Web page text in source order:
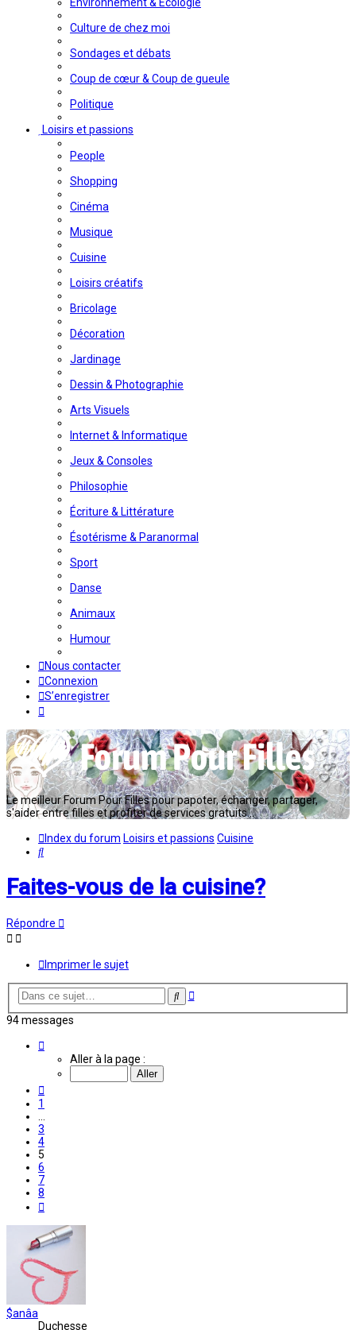
Culture de chez moi
Sondages et débats
Coup de cœur & Coup de gueule
Politique
Loisirs et passions
People
Shopping
Cinéma
Musique
Cuisine
Loisirs créatifs
Bricolage
Décoration
Jardinage
Dessin & Photographie
Arts Visuels
Internet & Informatique
Jeux & Consoles
Philosophie
Écriture & Littérature
Ésotérisme & Paranormal
Sport
Danse
Animaux
Humour
Nous contacter
Connexion
S’enregistrer
Le meilleur Forum Pour Filles pour papoter, échanger, partager,
s'aider entre filles et profiter de services gratuits...
Index du forum Loisirs et passions Cuisine
Rechercher
Faites-vous de la cuisine?
Répondre
Imprimer le sujet
Rechercher
Recherche
94 messages
Aller à la page :
1
3
4
5
6
7
8
$anâa
Duchesse